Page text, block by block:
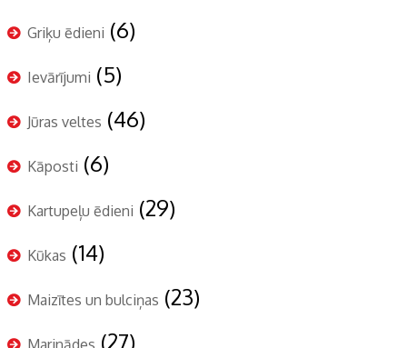
Griķu ēdieni (6)
Ievārījumi (5)
Jūras veltes (46)
Kāposti (6)
Kartupeļu ēdieni (29)
Kūkas (14)
Maizītes un bulciņas (23)
Marinādes (27)